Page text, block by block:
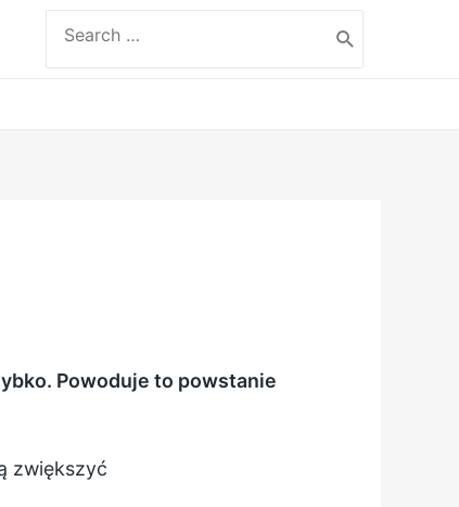
for:
Powoduje to powstanie
zwiększyć